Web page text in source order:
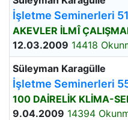
İşletme Seminerleri 51
AKEVLER İLMÎ
12.03.2009 14418
Süleyman Karagülle
İşletme Seminerleri
100 DAİRELİK KLİMA-
9.04.2009 14394